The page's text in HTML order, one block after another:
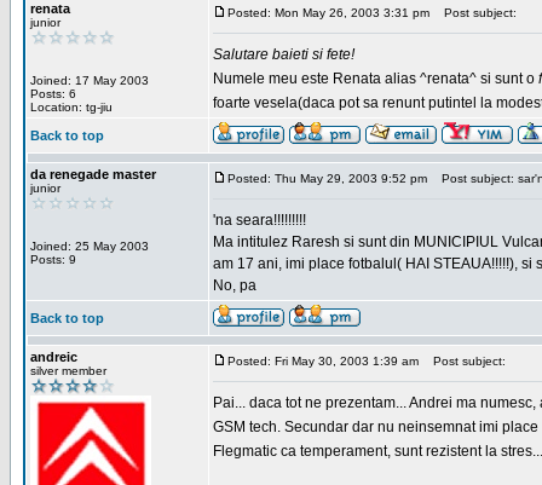
renata
junior
Joined: 17 May 2003
Posts: 6
Location: tg-jiu
Posted: Mon May 26, 2003 3:31 pm Post subject:
Salutare baieti si fete!
Numele meu este Renata alias ^renata^ si sunt o
foarte vesela(daca pot sa renunt putintel la
Back to top
da renegade master
junior
Joined: 25 May 2003
Posts: 9
Posted: Thu May 29, 2003 9:52 pm Post subject:
'na seara!!!!!!!!!
Ma intitulez Raresh si sunt din MUNICIPIUL
am 17 ani, imi place fotbalul( HAI STEAUA!!!!!), si
No, pa
Back to top
andreic
silver member
Posted: Fri May 30, 2003 1:39 am Post subject:
Pai... daca tot ne prezentam... Andrei ma
GSM tech. Secundar dar nu neinsemnat imi
Flegmatic ca temperament, sunt rezistent la